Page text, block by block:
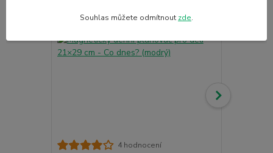
4 hodnocení
Souhlas můžete odmítnout zde.